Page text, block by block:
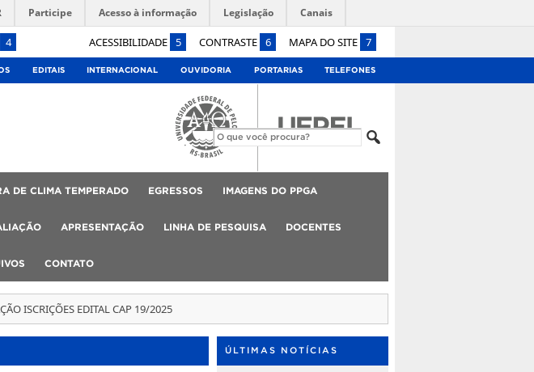
4 ACESSIBILIDADE 5 CONTRASTE 6 MAPA DO SITE 7
Participe Acesso à informação Legislação Canais
EDITAIS INTERNACIONAL OUVIDORIA PORTARIAS TELEFONES
DE CLIMA TEMPERADO EGRESSOS IMAGENS DO PPGA
APRESENTAÇÃO LINHA DE PESQUISA DOCENTES
CONTATO
ISCRIÇÕES EDITAL CAP 19/2025
ÚLTIMAS NOTÍCIAS